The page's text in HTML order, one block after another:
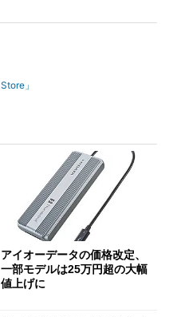
」
アイオーデータの価格改定、
一部モデルは25万円超の大幅
値上げに